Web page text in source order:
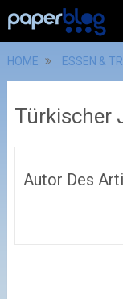
HOME ESSEN &
Türkischer
Autor Des